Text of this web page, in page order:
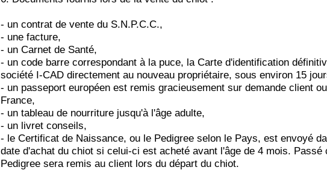
- un contrat de vente du S.N.P.C.C.,
- une facture,
- un Carnet de Santé,
- un code barre correspondant à la puce, la Carte d'identification
société I-CAD directement au nouveau propriétaire, sous environ 15
- un passeport européen est remis gracieusement sur demande client
France,
- un tableau de nourriture jusqu'à l'âge adulte,
- un livret conseils,
- le Certificat de Naissance, ou le Pedigree selon le Pays, est envoyé
date d'achat du chiot si celui-ci est acheté avant l'âge de 4 mois.
Pedigree sera remis au client lors du départ du chiot.